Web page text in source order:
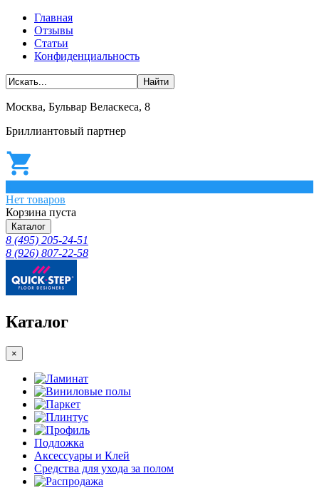
Главная
Отзывы
Статьи
Конфиденциальность
Москва, Бульвар Веласкеса, 8
Бриллиантовый партнер
Нет товаров
Корзина пуста
Каталог
8 (495) 205-24-51
8 (926) 807-22-58
Каталог
×
Ламинат
Виниловые полы
Паркет
Плинтус
Профиль
Подложка
Аксессуары и Клей
Средства для ухода за полом
Распродажа